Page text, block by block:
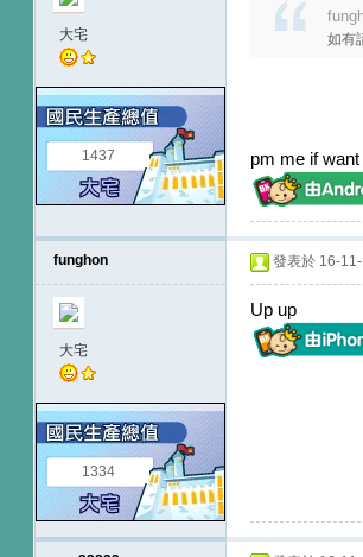
大宅
1437
如有
pm me if want
funghon
大宅
1334
發表於 16-
Up up